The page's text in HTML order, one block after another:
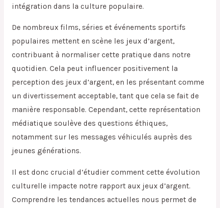
intégration dans la culture populaire.
De nombreux films, séries et événements sportifs
populaires mettent en scène les jeux d’argent,
contribuant à normaliser cette pratique dans notre
quotidien. Cela peut influencer positivement la
perception des jeux d’argent, en les présentant comme
un divertissement acceptable, tant que cela se fait de
manière responsable. Cependant, cette représentation
médiatique soulève des questions éthiques,
notamment sur les messages véhiculés auprès des
jeunes générations.
Il est donc crucial d’étudier comment cette évolution
culturelle impacte notre rapport aux jeux d’argent.
Comprendre les tendances actuelles nous permet de